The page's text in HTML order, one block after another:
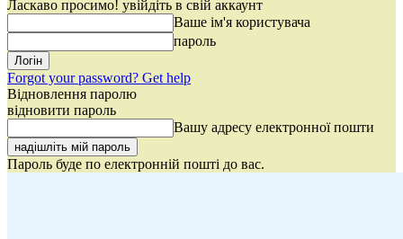
Ласкаво просимо! увійдіть в свій аккаунт
Ваше ім'я користувача
пароль
Forgot your password? Get help
Відновлення паролю
відновити пароль
Вашу адресу електронної пошти
Пароль буде по електронній пошті до вас.